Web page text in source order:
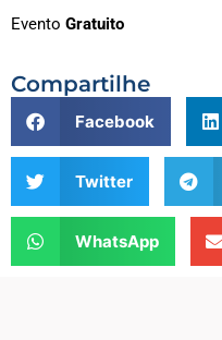
Evento Gratuito
Compartilhe
Facebook
Twitter
WhatsApp